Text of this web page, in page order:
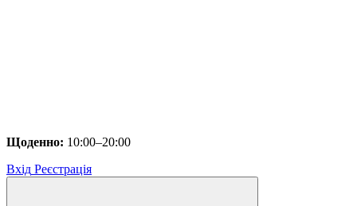
Щоденно: 10:00–20:00
Вхід Реєстрація